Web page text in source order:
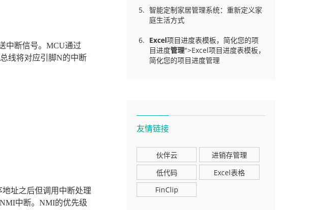
中断信号。MCU通过
线将对应引脚N的中断
址之后但调用中断处理
中断。NMI的优先级
智能定制家居管理系统：重新定义家
庭生活方式
Excel项目进度表模板，简化您的项
目进度管理">Excel项目进度表模板，
简化您的项目进度管理
友情链接
伙伴云
进销存管理
低代码
Excel表格
FinClip